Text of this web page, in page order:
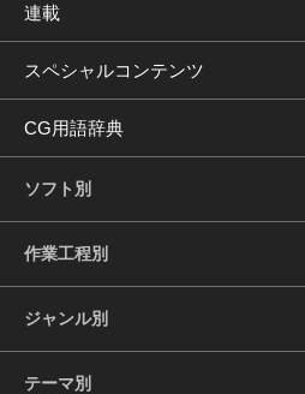
連載
スペシャルコンテンツ
CG用語辞典
ソフト別
作業工程別
ジャンル別
テーマ別